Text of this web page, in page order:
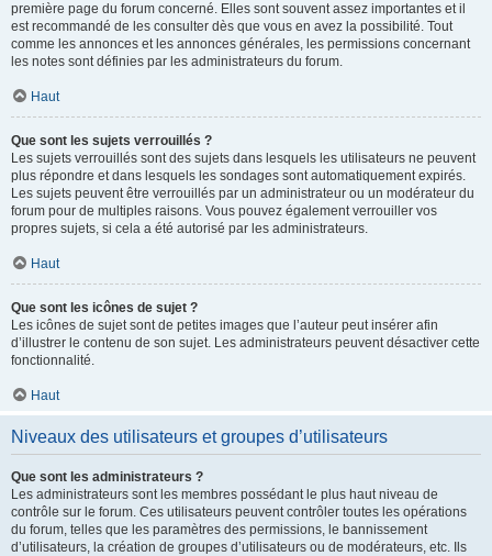
première page du forum concerné. Elles sont souvent assez importantes et il
est recommandé de les consulter dès que vous en avez la possibilité. Tout
comme les annonces et les annonces générales, les permissions concernant
les notes sont définies par les administrateurs du forum.
Haut
Que sont les sujets verrouillés ?
Les sujets verrouillés sont des sujets dans lesquels les utilisateurs ne peuvent
plus répondre et dans lesquels les sondages sont automatiquement expirés.
Les sujets peuvent être verrouillés par un administrateur ou un modérateur du
forum pour de multiples raisons. Vous pouvez également verrouiller vos
propres sujets, si cela a été autorisé par les administrateurs.
Haut
Que sont les icônes de sujet ?
Les icônes de sujet sont de petites images que l’auteur peut insérer afin
d’illustrer le contenu de son sujet. Les administrateurs peuvent désactiver cette
fonctionnalité.
Haut
Niveaux des utilisateurs et groupes d’utilisateurs
Que sont les administrateurs ?
Les administrateurs sont les membres possédant le plus haut niveau de
contrôle sur le forum. Ces utilisateurs peuvent contrôler toutes les opérations
du forum, telles que les paramètres des permissions, le bannissement
d’utilisateurs, la création de groupes d’utilisateurs ou de modérateurs, etc. Ils